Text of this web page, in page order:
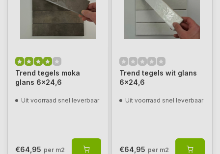
Trend tegels moka
glans 6x24,6
Uit voorraad snel leverbaar
€64,95 per m2
Trend tegels wit glans
6x24,6
Uit voorraad snel leverbaar
€64,95 per m2